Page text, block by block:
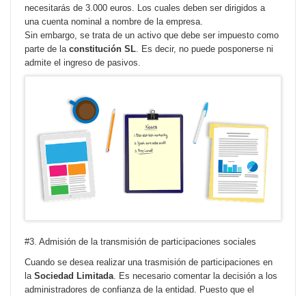
necesitarás de 3.000 euros. Los cuales deben ser dirigidos a
una cuenta nominal a nombre de la empresa.
Sin embargo, se trata de un activo que debe ser impuesto como
parte de la constitución SL . Es decir, no puede posponerse ni
admite el ingreso de pasivos.
#3. Admisión de la transmisión de participaciones sociales
Cuando se desea realizar una trasmisión de participaciones en
la Sociedad Limitada. Es necesario comentar la decisión a los
administradores de confianza de la entidad. Puesto que el